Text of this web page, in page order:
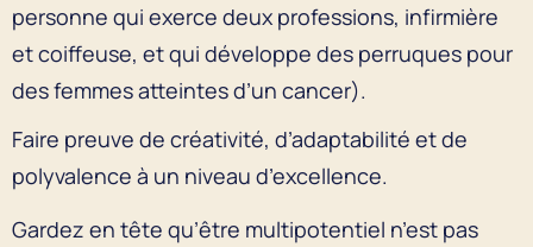
personne qui exerce deux professions, infirmière
et coiffeuse, et qui développe des perruques pour
des femmes atteintes d’un cancer).
Faire preuve de créativité, d’adaptabilité et de
polyvalence à un niveau d’excellence.
Gardez en tête qu’être multipotentiel n’est pas